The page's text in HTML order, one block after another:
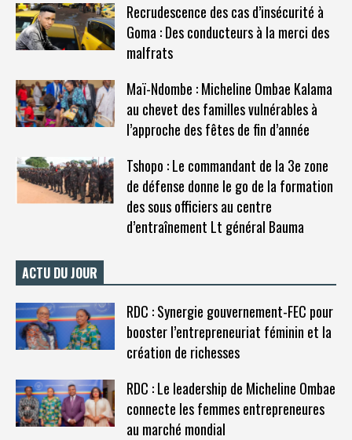
Recrudescence des cas d’insécurité à
Goma : Des conducteurs à la merci des
malfrats
Maï-Ndombe : Micheline Ombae Kalama
au chevet des familles vulnérables à
l’approche des fêtes de fin d’année
Tshopo : Le commandant de la 3e zone
de défense donne le go de la formation
des sous officiers au centre
d’entraînement Lt général Bauma
ACTU DU JOUR
RDC : Synergie gouvernement-FEC pour
booster l’entrepreneuriat féminin et la
création de richesses
RDC : Le leadership de Micheline Ombae
connecte les femmes entrepreneures
au marché mondial